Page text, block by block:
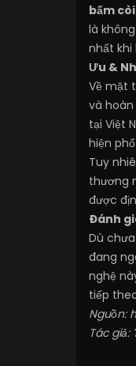
bấm
là
nhất khi
Ưu &
Về mặt
và
tại Việt
hiện
Tuy
thương
được
Đánh
Dù
đang
nghệ
tiếp
Nguồn:
Tác giả: